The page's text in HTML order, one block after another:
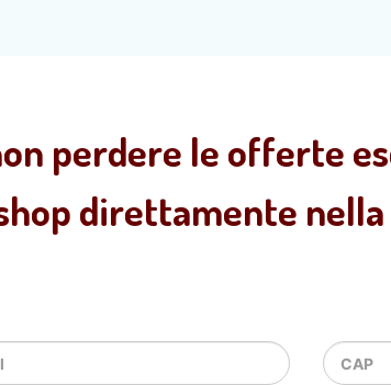
perdere le offerte
direttamente nella